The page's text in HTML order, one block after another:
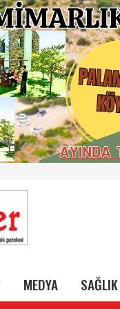
MEDYA SAĞLIK